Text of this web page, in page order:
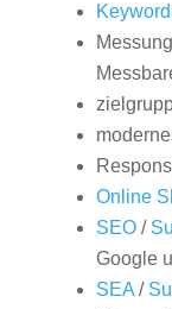
Online
SEO/
Google
SEA/